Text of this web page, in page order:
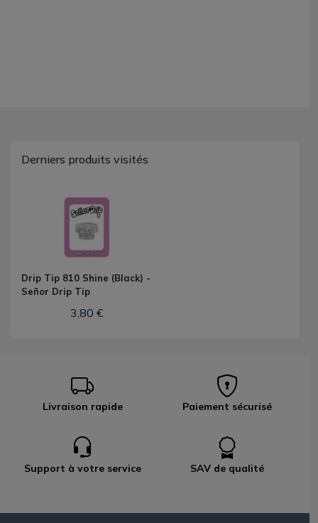
Derniers produits visités
Drip Tip 810 Shine (Black) -
Señor Drip Tip
3,80 €
Livraison rapide Paiement sécurisé
Support à votre service SAV de qualité